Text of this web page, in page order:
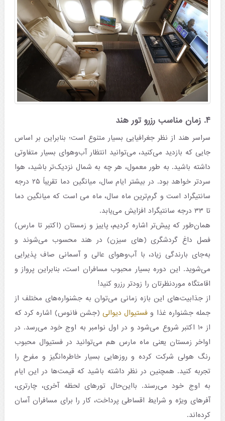
۴. زمان مناسب رزرو تور هند
سراسر هند از نظر جغرافیایی بسیار متنوع است؛ بنابراین بر اساس
جایی که بازدید می‌کنید، می‌توانید انتظار آب‌وهوای بسیار متفاوتی
داشته باشید. به طور معمول، هر چه به شمال نزدیک‌تر باشید، هوا
سردتر خواهد بود. در بیشتر ایام سال، میانگین دما تقریباً ۲۵ درجه
سانتیگراد است و گرم‌ترین ماه سال، ماه می است که میانگین دما
تا ۳۳ درجه سانتیگراد افزایش می‌یابد.
همان‌طور که پیش‌تر اشاره کردیم، پاییز و زمستان (اکتبر تا مارس)
فصل داغ گردشگری (های سیزن) در هند محسوب می‌شوند و
به‌جای بارندگی زیاد، با آب‌وهوای عالی و آسمانی صاف پذیرایی
می‌شوید. این دوره بسیار محبوب مسافران است، بنابراین پرواز و
اقامتگاه‌ موردنظرتان را زودتر رزرو کنید!
از جذابیت‌های این بازه زمانی می‌توان به جشنواره‌های مختلف از
جمله جشنواره غذا و فستیوال دیوالی(جشن فانوس) اشاره کرد که
از ۱۰ اکتبر شروع می‌شود و در اول نوامبر به اوج خود می‌رسد. در
اواخر زمستان یعنی ماه مارس هم می‌توانید در فستیوال محبوب
رنگ هولی شرکت کرده و روزهایی بسیار خاطره‌انگیز و مفرح را
تجربه کنید. همچنین در نظر داشته باشید که قیمت‌ها در این ایام
به اوج خود می‌رسند. بااین‌حال تورهای لحظه آخری، چارتری،
آفرهای ویژه و شرایط اقساطی پرداخت، کار را برای مسافران آسان
کرده‌اند.